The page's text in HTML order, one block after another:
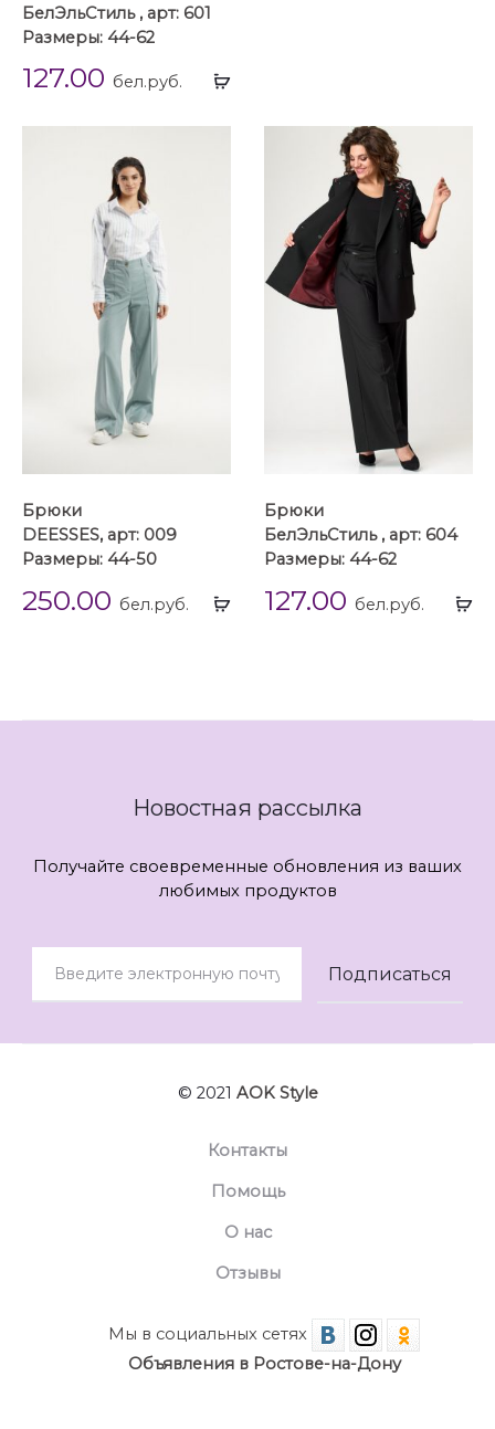
Выбрать
БелЭльСтиль , арт: 601
Размеры: 44-62
127.00 бел.руб.
Выбрать
Брюки
DEESSES, арт: 009
Размеры: 44-50
250.00 бел.руб.
Брюки
БелЭльСтиль , арт: 604
Размеры: 44-62
127.00 бел.руб.
Новостная рассылка
Получайте своевременные обновления из ваших
любимых продуктов
© 2021 AOK Style
Контакты
Помощь
О нас
Отзывы
Мы в социальных сетях
Объявления в Ростове-на-Дону